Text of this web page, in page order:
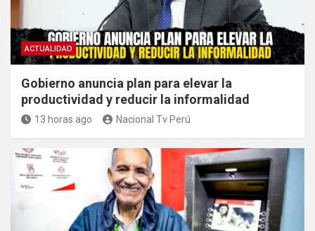
ACTUALIDAD
Gobierno anuncia plan para elevar la
productividad y reducir la informalidad
13 horas ago Nacional Tv Perú